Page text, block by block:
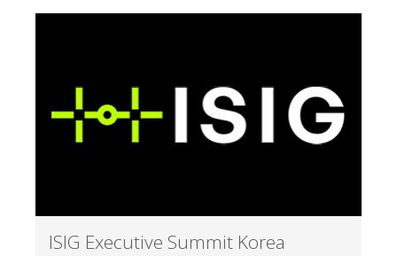
ISIG Executive Summit Korea